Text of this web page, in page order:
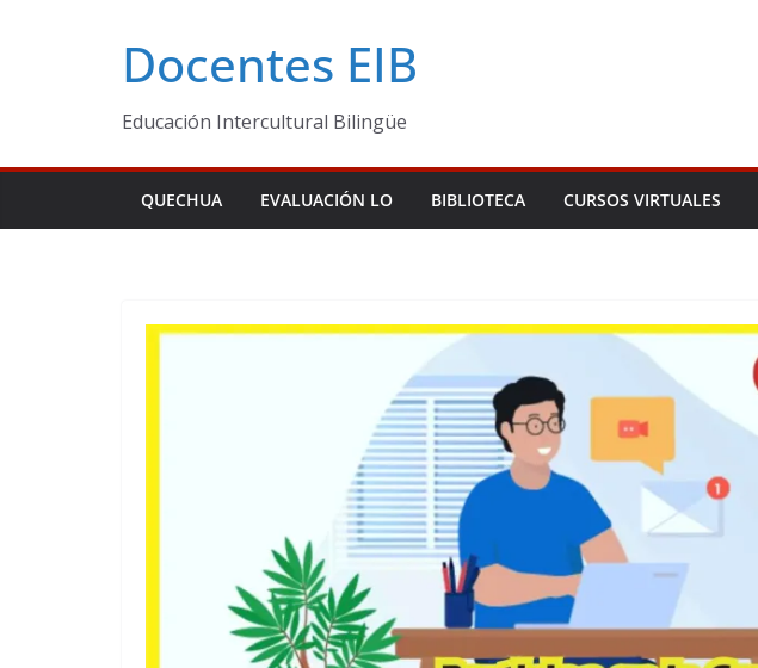
Docentes EIB
Educación Intercultural Bilingüe
QUECHUA EVALUACIÓN LO BIBLIOTECA CURSOS VIRTUALES